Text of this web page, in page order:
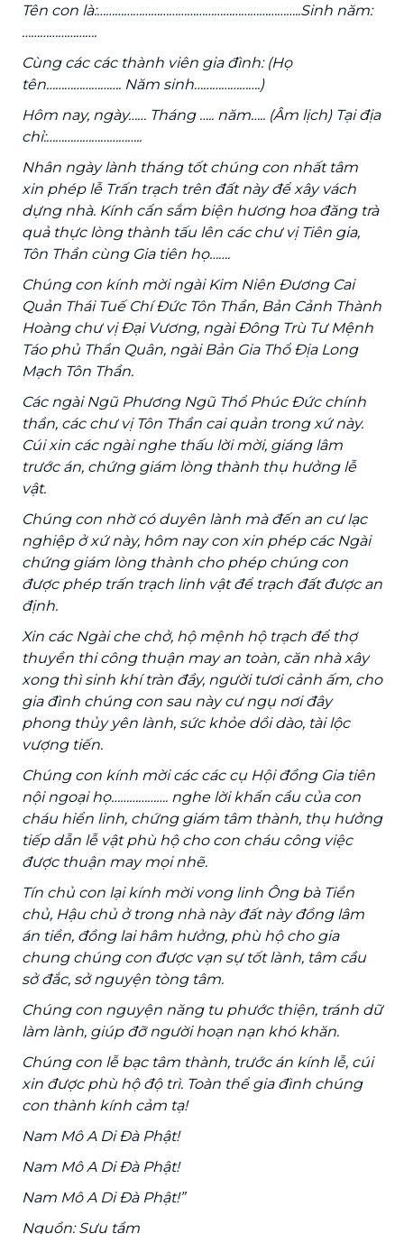
Tên con là:…………………………………………………………..Sinh năm:
…………………….
Cùng các các thành viên gia đình: (Họ
tên……………………. Năm sinh………………….)
Hôm nay, ngày…… Tháng ….. năm….. (Âm lịch) Tại địa
chỉ:…………………………..
Nhân ngày lành tháng tốt chúng con nhất tâm
xin phép lễ Trấn trạch trên đất này để xây vách
dựng nhà. Kính cẩn sắm biện hương hoa đăng trà
quả thực lòng thành tấu lên các chư vị Tiên gia,
Tôn Thần cùng Gia tiên họ…….
Chúng con kính mời ngài Kim Niên Đương Cai
Quản Thái Tuế Chí Đức Tôn Thần, Bản Cảnh Thành
Hoàng chư vị Đại Vương, ngài Đông Trù Tư Mệnh
Táo phủ Thần Quân, ngài Bản Gia Thổ Địa Long
Mạch Tôn Thần.
Các ngài Ngũ Phương Ngũ Thổ Phúc Đức chính
thần, các chư vị Tôn Thần cai quản trong xứ này.
Cúi xin các ngài nghe thấu lời mời, giáng lâm
trước án, chứng giám lòng thành thụ hưởng lễ
vật.
Chúng con nhờ có duyên lành mà đến an cư lạc
nghiệp ở xứ này, hôm nay con xin phép các Ngài
chứng giám lòng thành cho phép chúng con
được phép trấn trạch linh vật để trạch đất được an
định.
Xin các Ngài che chở, hộ mệnh hộ trạch để thợ
thuyền thi công thuận may an toàn, căn nhà xây
xong thì sinh khí tràn đầy, người tươi cảnh ấm, cho
gia đình chúng con sau này cư ngụ nơi đây
phong thủy yên lành, sức khỏe dồi dào, tài lộc
vượng tiến.
Chúng con kính mời các các cụ Hội đồng Gia tiên
nội ngoại họ………………. nghe lời khẩn cầu của con
cháu hiển linh, chứng giám tâm thành, thụ hưởng
tiếp dẫn lễ vật phù hộ cho con cháu công việc
được thuận may mọi nhẽ.
Tín chủ con lại kính mời vong linh Ông bà Tiền
chủ, Hậu chủ ở trong nhà này đất này đồng lâm
án tiền, đồng lai hâm hưởng, phù hộ cho gia
chung chúng con được vạn sự tốt lành, tâm cầu
sở đắc, sở nguyện tòng tâm.
Chúng con nguyện năng tu phước thiện, tránh dữ
làm lành, giúp đỡ người hoạn nạn khó khăn.
Chúng con lễ bạc tâm thành, trước án kính lễ, cúi
xin được phù hộ độ trì. Toàn thể gia đình chúng
con thành kính cảm tạ!
Nam Mô A Di Đà Phật!
Nam Mô A Di Đà Phật!
Nam Mô A Di Đà Phật!”
Nguồn: Sưu tầm